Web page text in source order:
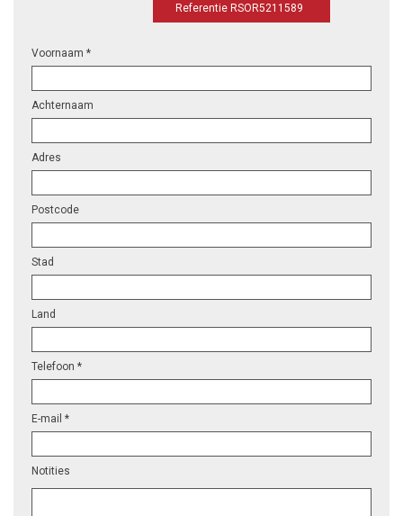
Referentie RSOR5211589
Voornaam *
Achternaam
Adres
Postcode
Stad
Land
Telefoon *
E-mail *
Notities